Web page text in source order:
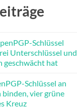
Schlüssel
Unterschlüssel und
geschwächt hat
Schlüssel an
vier grüne
Kreuz